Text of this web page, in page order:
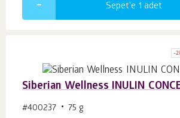
Sepet'e 1 adet
-
Siberian Wellness INULIN
#400237 75 g